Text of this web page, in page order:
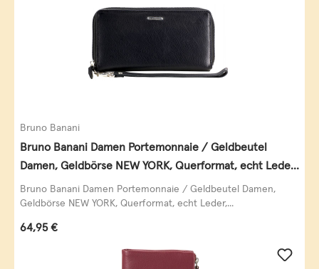
Bruno Banani
Bruno Banani Damen Portemonnaie / Geldbeutel
Damen, Geldbörse NEW YORK, Querformat, echt Leder,
schwarz
Bruno Banani Damen Portemonnaie / Geldbeutel Damen,
Geldbörse NEW YORK, Querformat, echt Leder,...
Regulärer Preis:
64,95 €